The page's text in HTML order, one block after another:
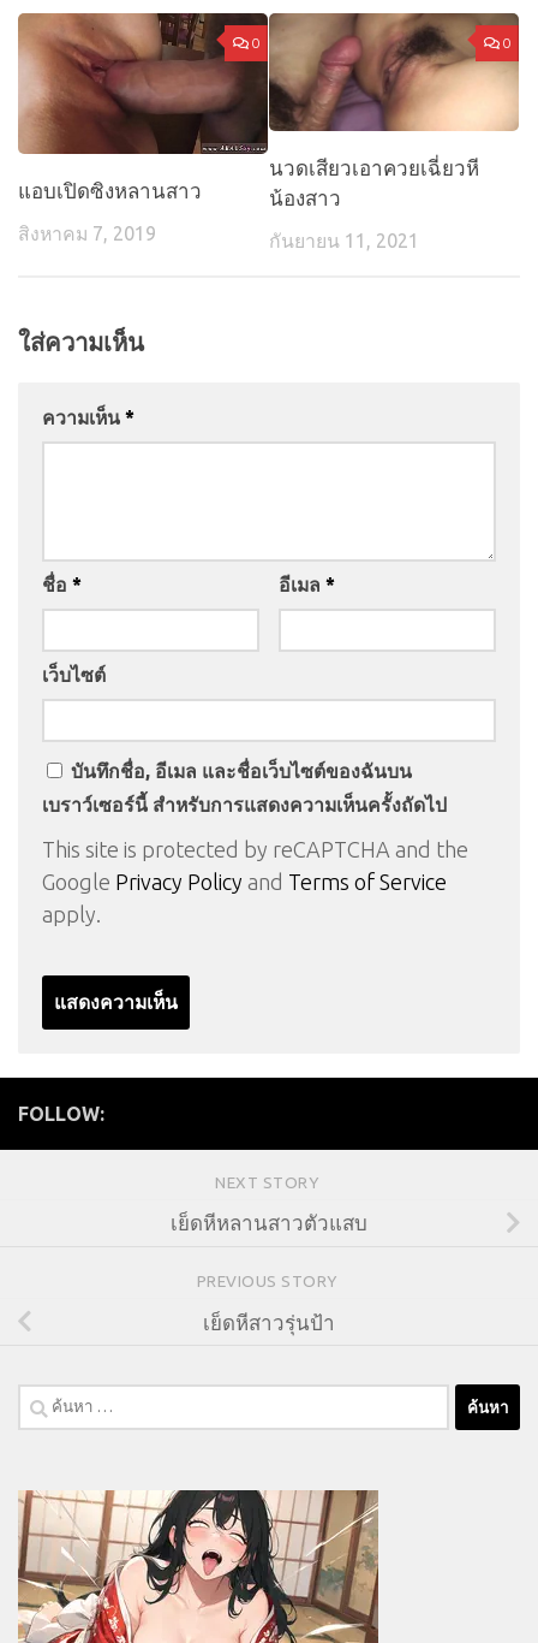
0
แอบเปิดซิงหลานสาว
สิงหาคม 7, 2019
0
นวดเสียวเอาควยเฉี่ยวหี
น้องสาว
กันยายน 11, 2021
ใส่ความเห็น
ความเห็น *
ชื่อ * อีเมล *
เว็บไซต์
บันทึกชื่อ, อีเมล และชื่อเว็บไซต์ของฉันบน
เบราว์เซอร์นี้ สำหรับการแสดงความเห็นครั้งถัดไป
This site is protected by reCAPTCHA and the
Google Privacy Policy and Terms of Service
apply.
FOLLOW:
NEXT STORY
เย็ดหีหลานสาวตัวแสบ
PREVIOUS STORY
เย็ดหีสาวรุ่นป้า
ค้นหา
สำหรับ: